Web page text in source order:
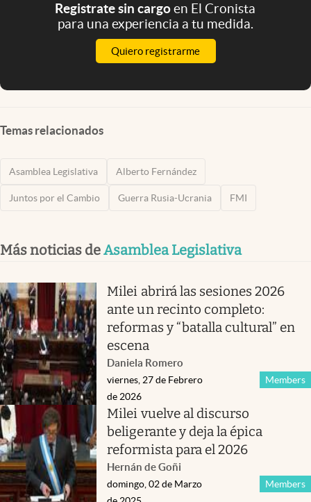
Registrate sin cargoen El Cronista
para una experiencia a tu medida.
Quiero registrarme
Temas relacionados
Asamblea Legislativa Alberto Fernández
Juntos por el Cambio Guerra Rusia-Ucrania FMI
Más noticias deAsamblea Legislativa
Milei abrirá las sesiones 2026
ante un recinto completo:
reformas y “batalla cultural” en
escena
Daniela Romero
Members
viernes, 27 de Febrero
de 2026
Milei vuelve al discurso
beligerante y deja la épica
reformista para el 2026
Hernán de Goñi
Members
domingo, 02 de Marzo